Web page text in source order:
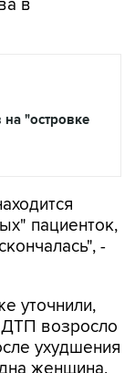
"островке
-
уточнили,
ухудшения
женщина,